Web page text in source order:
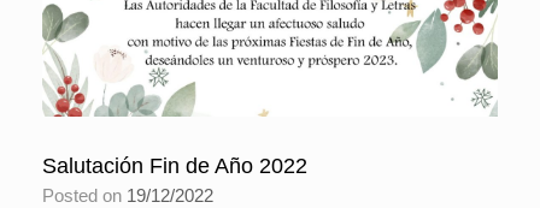
Salutación Fin de Año 2022
Posted on 19/12/2022